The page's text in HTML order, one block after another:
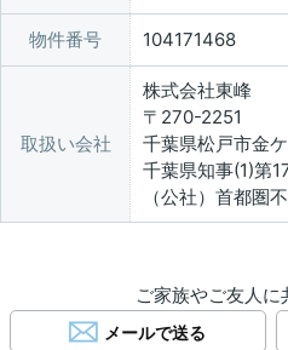
物件番号 104171468
取扱い会社
株式会社東峰
〒270-2251
千葉県松戸市金
千葉県知事(1)第
（公社）首都圏
ご家族やご友人に
メールで送る